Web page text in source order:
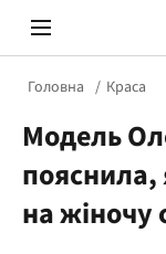
Головна Краса
Модель
пояснила,
на жіночу